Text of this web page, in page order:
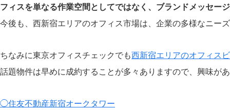
フィスを単なる作業空間としてではなく、ブランドメッセー
今後も、西新宿エリアのオフィス市場は、企業の多様なニー
ちなみに東京オフィスチェックでも西新宿エリアのオフィス
話題物件は早めに成約することが多々ありますので、興味が
◯住友不動産新宿オークタワー